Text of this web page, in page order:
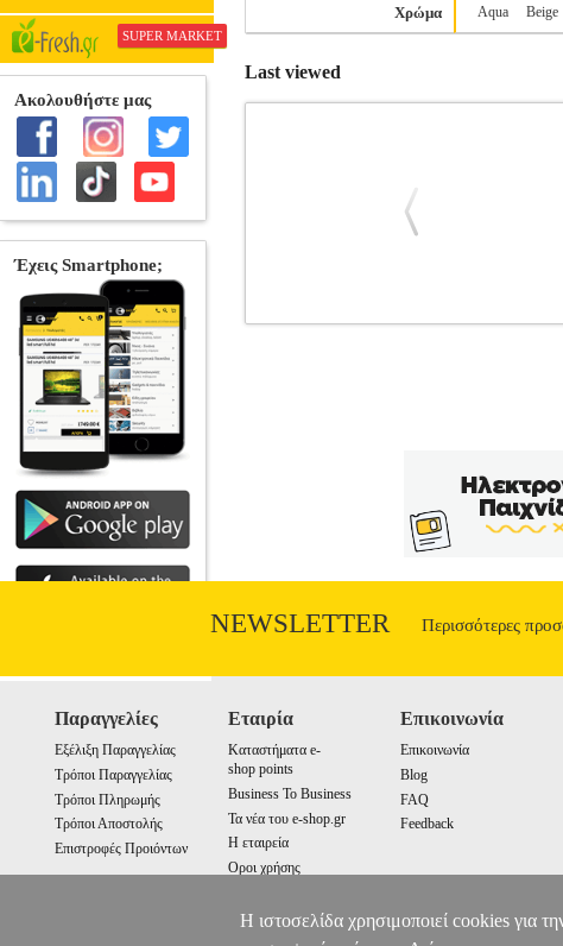
SUPER MARKET
Χρώμα Aqua Beige
Last viewed
NEWSLETTER Περισσότερες
Παραγγελίες
Εξέλιξη Παραγγελίας
Τρόποι Παραγγελίας
Τρόποι Πληρωμής
Τρόποι Αποστολής
Επιστροφές Προιόντων
Εταιρία
Καταστήματα e-
shop points
Business To Business
Τα νέα του e-shop.gr
Η εταιρεία
Οροι χρήσης
Επικοινωνία
Επικοινωνία
Blog
FAQ
Feedback
Η ιστοσελίδα χρησιμοποιεί cookies για